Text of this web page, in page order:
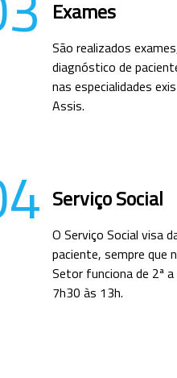
Exames
São realizados
diagnóstico de
nas especialidades
Assis.
Serviço Social
O Serviço Social visa
paciente, sempre que
Setor funciona de 2ª
7h30 às 13h.